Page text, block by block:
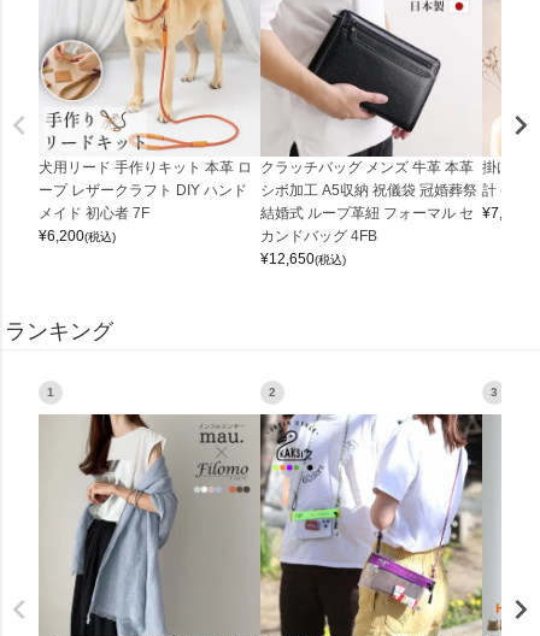
犬用リード 手作りキット 本革 ロ
ープ レザークラフト DIY ハンド
メイド 初心者 7F
¥6,200(税込)
クラッチバッグ メンズ 牛革 本革
シボ加工 A5収納 祝儀袋 冠婚葬祭
結婚式 ループ革紐 フォーマル セ
カンドバッグ 4FB
¥12,650(税込)
掛け時
計
¥7,150
ランキング
1 2 3